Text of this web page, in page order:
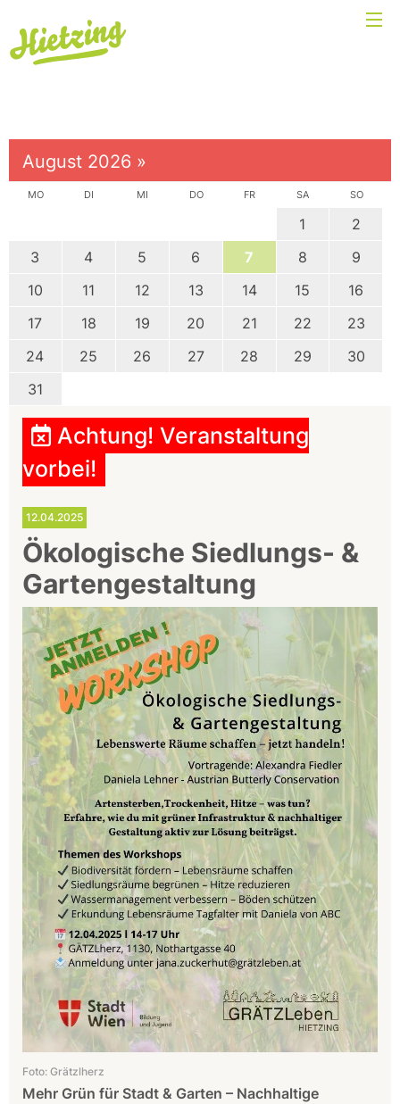
August 2026 »
MO DI MI DO FR SA SO
1
2
3
4 5 6 7 8
9
10
11 12 13 14 15
16
17
18 19 20 21 22
23
24
25 26 27 28 29
30
31
Achtung! Veranstaltung
vorbei!
12.04.2025
Ökologische Siedlungs- &
Gartengestaltung
Foto: Grätzlherz
Mehr Grün für Stadt & Garten – Nachhaltige